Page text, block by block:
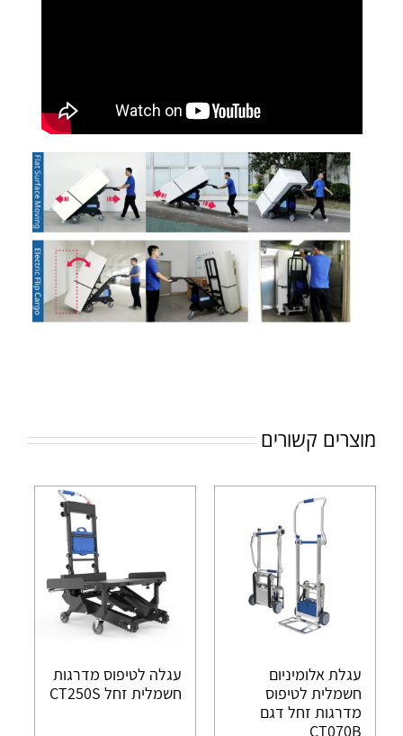
מוצרים קשורים
עגלת אלומיניום
חשמלית לטיפוס
מדרגות זחל דגם
CT070B
עגלה לטיפוס מדרגות
חשמלית זחל CT250S